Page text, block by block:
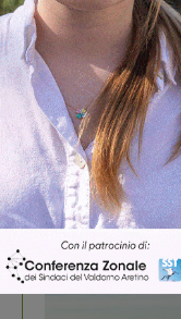
Campionato
Juniores, girone
interamente
Terranuova
Montevarchi
Calcio Giovanili 8
In Vetrina